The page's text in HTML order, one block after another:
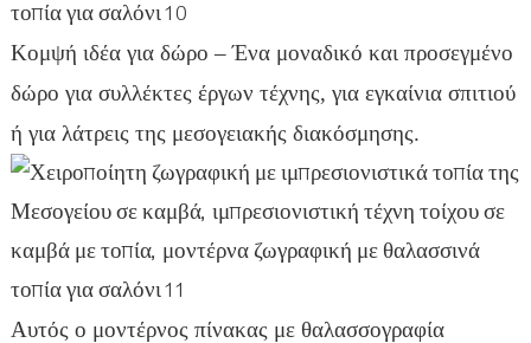
Κομψή ιδέα για δώρο – Ένα μοναδικό και προσεγμένο
δώρο για συλλέκτες έργων τέχνης, για εγκαίνια σπιτιού
ή για λάτρεις της μεσογειακής διακόσμησης.
Αυτός ο μοντέρνος πίνακας με θαλασσογραφία